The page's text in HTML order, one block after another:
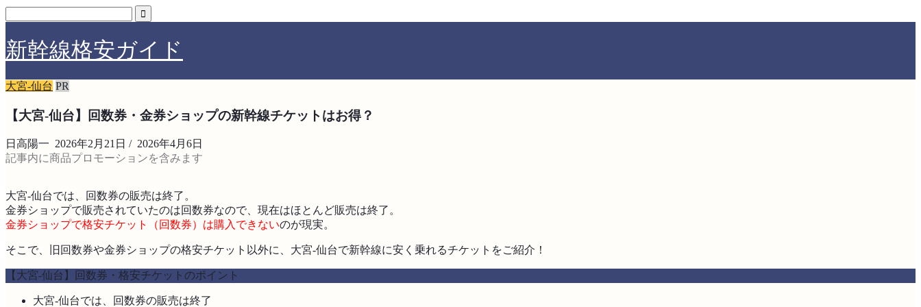
新幹線格安ガイド
大宮-仙台 PR
【大宮-仙台】回数券・金券ショップの新幹線チケットはお得？
日高陽一 2026年2月21日 / 2026年4月6日
記事内に商品プロモーションを含みます
大宮-仙台では、回数券の販売は終了。
金券ショップで販売されていたのは回数券なので、現在はほとんど販売は終了。
金券ショップで格安チケット（回数券）は購入できないのが現実。
そこで、旧回数券や金券ショップの格安チケット以外に、大宮-仙台で新幹線に安く乗れるチケットをご紹介！
【大宮-仙台】回数券・格安チケットのポイント
大宮-仙台では、回数券の販売は終了